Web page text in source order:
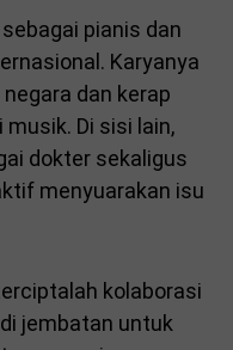
pianis dan
Karyanya
dan kerap
Di sisi lain,
dokter sekaligus
menyuarakan isu
kolaborasi
jembatan untuk